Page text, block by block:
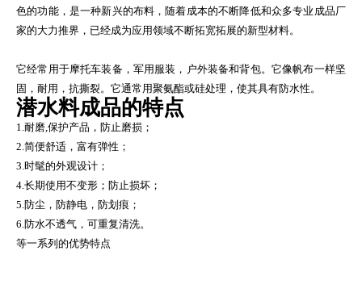
色的功能，是一种新兴的布料，随着成本的不断降低和众多专业成品厂
家的大力推界，已经成为应用领域不断拓宽拓展的新型材料。
它经常用于摩托车装备，军用服装，户外装备和背包。它像帆布一样坚
固，耐用，抗撕裂。它通常用聚氨酯或硅处理，使其具有防水性。
潜水料成品的特点
1.耐磨,保护产品，防止磨损；
2.简便舒适，富有弹性；
3.时髦的外观设计；
4.长期使用不变形；防止损坏；
5.防尘，防静电，防划痕；
6.防水不透气，可重复清洗。
等一系列的优势特点